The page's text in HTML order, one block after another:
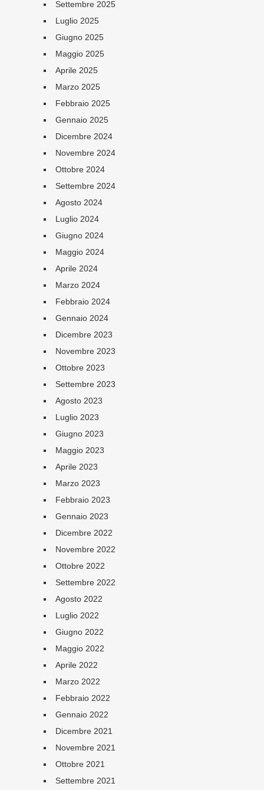
Settembre 2025
Luglio 2025
Giugno 2025
Maggio 2025
Aprile 2025
Marzo 2025
Febbraio 2025
Gennaio 2025
Dicembre 2024
Novembre 2024
Ottobre 2024
Settembre 2024
Agosto 2024
Luglio 2024
Giugno 2024
Maggio 2024
Aprile 2024
Marzo 2024
Febbraio 2024
Gennaio 2024
Dicembre 2023
Novembre 2023
Ottobre 2023
Settembre 2023
Agosto 2023
Luglio 2023
Giugno 2023
Maggio 2023
Aprile 2023
Marzo 2023
Febbraio 2023
Gennaio 2023
Dicembre 2022
Novembre 2022
Ottobre 2022
Settembre 2022
Agosto 2022
Luglio 2022
Giugno 2022
Maggio 2022
Aprile 2022
Marzo 2022
Febbraio 2022
Gennaio 2022
Dicembre 2021
Novembre 2021
Ottobre 2021
Settembre 2021